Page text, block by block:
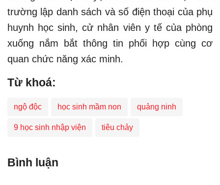
trường lập danh sách và số điện thoại của phụ
huynh học sinh, cử nhân viên y tế của phòng
xuống nắm bắt thông tin phối hợp cùng cơ
quan chức năng xác minh.​
Từ khoá:
ngộ độc học sinh mầm non quảng ninh
9 học sinh nhập viện tiêu chảy
Bình luận